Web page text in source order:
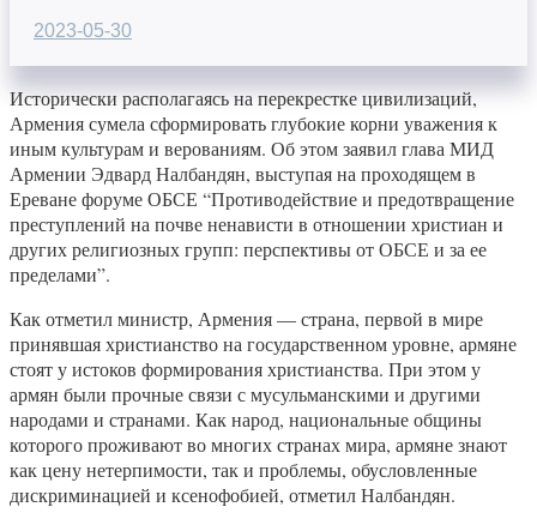
2023-05-30
Исторически располагаясь на перекрестке цивилизаций,
Армения сумела сформировать глубокие корни уважения к
иным культурам и верованиям. Об этом заявил глава МИД
Армении Эдвард Налбандян, выступая на проходящем в
Ереване форуме ОБСЕ “Противодействие и предотвращение
преступлений на почве ненависти в отношении христиан и
других религиозных групп: перспективы от ОБСЕ и за ее
пределами”.
Как отметил министр, Армения — страна, первой в мире
принявшая христианство на государственном уровне, армяне
стоят у истоков формирования христианства. При этом у
армян были прочные связи с мусульманскими и другими
народами и странами. Как народ, национальные общины
которого проживают во многих странах мира, армяне знают
как цену нетерпимости, так и проблемы, обусловленные
дискриминацией и ксенофобией, отметил Налбандян.